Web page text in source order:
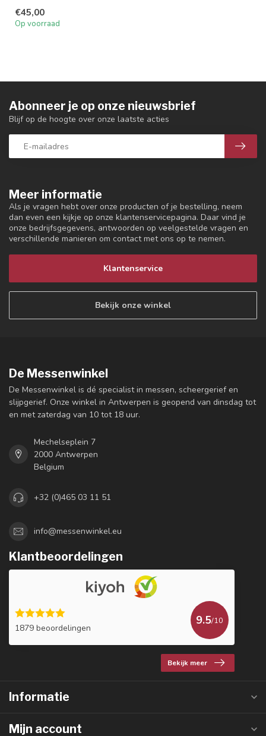
€45,00
Op voorraad
Meer informatie
Als je vragen hebt over onze producten of je bestelling, neem
dan even een kijkje op onze klantenservicepagina. Daar vind je
onze bedrijfsgegevens, antwoorden op veelgestelde vragen en
verschillende manieren om contact met ons op te nemen.
Klantenservice
Bekijk onze winkel
Abonneer je op onze nieuwsbrief
Blijf op de hoogte over onze laatste acties
De Messenwinkel
De Messenwinkel is dé specialist in messen, scheergerief en
slijpgerief. Onze winkel in Antwerpen is geopend van dinsdag tot
en met zaterdag van 10 tot 18 uur.
Mechelseplein 7
2000 Antwerpen
Belgium
+32 (0)465 03 11 51
info@messenwinkel.eu
Klantbeoordelingen
1879 beoordelingen
9.5/10
Bekijk meer
Informatie
Mijn account